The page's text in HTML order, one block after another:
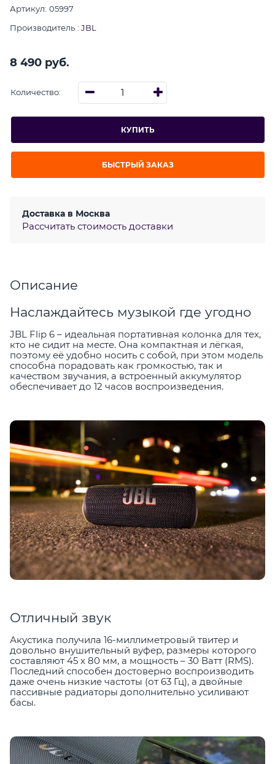
Артикул: 05997
Производитель : JBL
8 490 руб.
Количество:
КУПИТЬ
БЫСТРЫЙ ЗАКАЗ
Доставка в Москва
Рассчитать стоимость доставки
Описание
Наслаждайтесь музыкой где угодно
JBL Flip 6 – идеальная портативная колонка для тех,
кто не сидит на месте. Она компактная и лёгкая,
поэтому её удобно носить с собой, при этом модель
способна порадовать как громкостью, так и
качеством звучания, а встроенный аккумулятор
обеспечивает до 12 часов воспроизведения.
Отличный звук
Акустика получила 16-миллиметровый твитер и
довольно внушительный вуфер, размеры которого
составляют 45 x 80 мм, а мощность – 30 Ватт (RMS).
Последний способен достоверно воспроизводить
даже очень низкие частоты (от 63 Гц), а двойные
пассивные радиаторы дополнительно усиливают
басы.